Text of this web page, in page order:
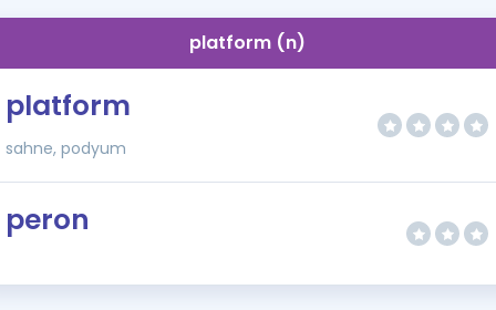
platform (n)
platform
sahne, podyum
peron